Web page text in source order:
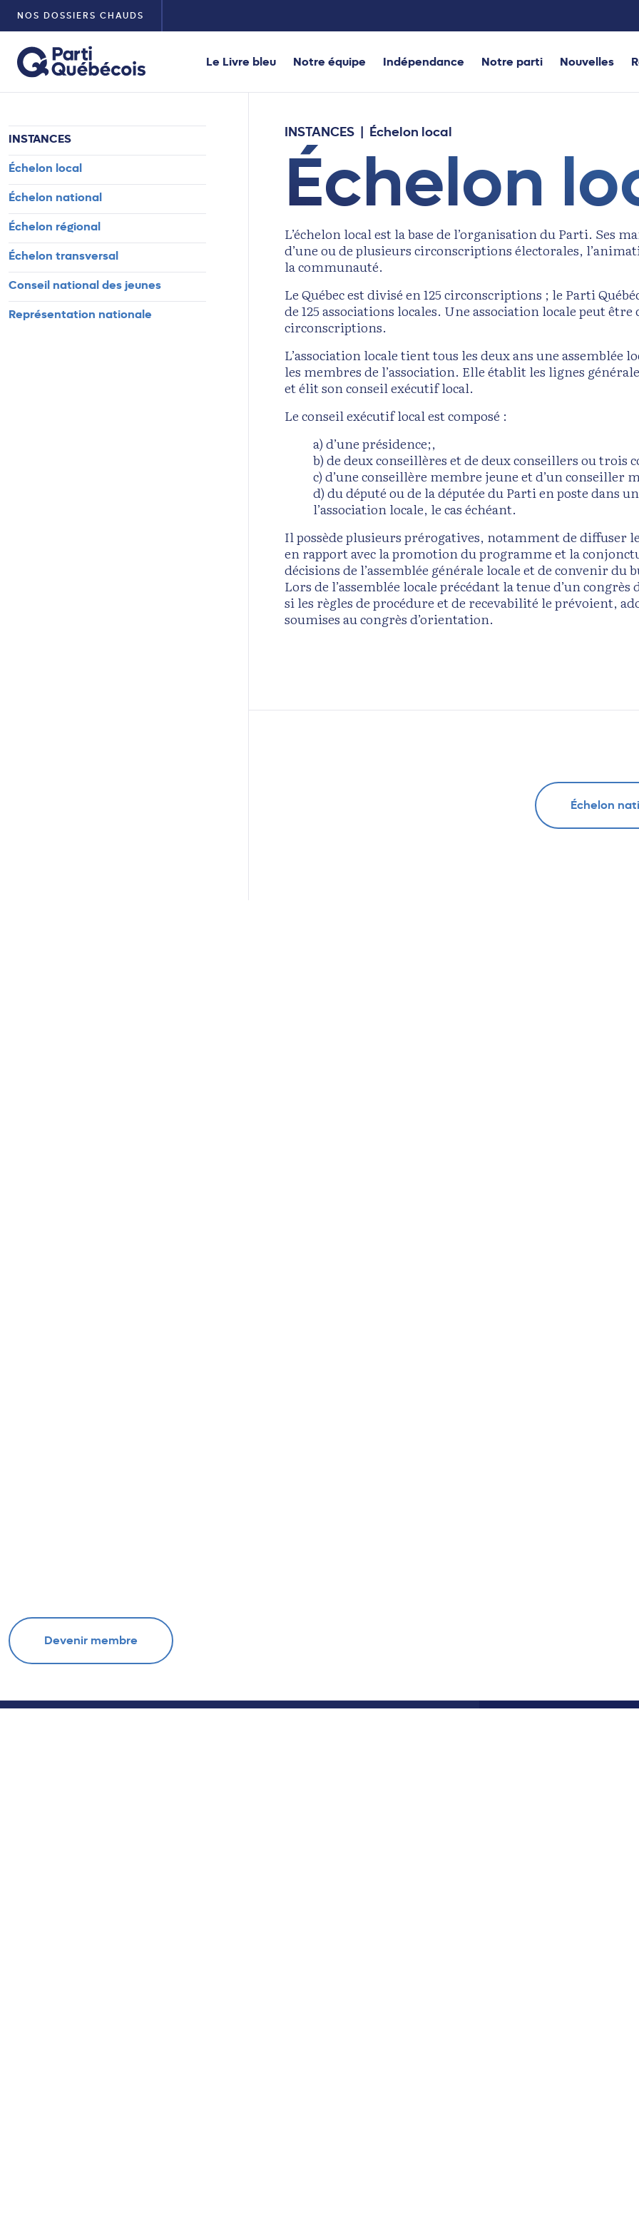
NOS DOSSIERS CHAUDS
Le Livre bleu Notre équipe Indépendance Notre parti Nouvelles
INSTANCES
Échelon local
Échelon national
Échelon régional
Échelon transversal
Conseil national des jeunes
Représentation nationale
Devenir membre
INSTANCES Échelon local
Échelon
L’échelon local est la base de l’organisation du Parti. Ses
d’une ou de plusieurs circonscriptions électorales,
la communauté.
Le Québec est divisé en 125 circonscriptions ; le Parti
de 125 associations locales. Une association locale peut
circonscriptions.
L’association locale tient tous les deux ans une assemblée
les membres de l’association. Elle établit les lignes
et élit son conseil exécutif local.
Le conseil exécutif local est composé :
a) d’une présidence;,
b) de deux conseillères et de deux conseillers ou trois
c) d’une conseillère membre jeune et d’un conseiller
d) du député ou de la députée du Parti en poste dans
l’association locale, le cas échéant.
Il possède plusieurs prérogatives, notamment de diffuser
en rapport avec la promotion du programme et la
décisions de l’assemblée générale locale et de convenir du
Lors de l’assemblée locale précédant la tenue d’un
si les règles de procédure et de recevabilité le prévoient,
soumises au congrès d’orientation.
Échelon